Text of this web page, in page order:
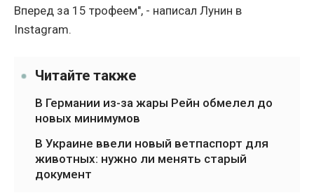
Вперед за 15 трофеем", - написал Лунин в
Instagram.
Читайте также
В Германии из-за жары Рейн обмелел до
новых минимумов
В Украине ввели новый ветпаспорт для
животных: нужно ли менять старый
документ